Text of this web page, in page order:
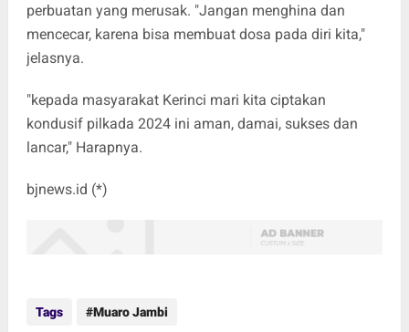
perbuatan yang merusak. "Jangan menghina dan
mencecar, karena bisa membuat dosa pada diri kita,"
jelasnya.
"kepada masyarakat Kerinci mari kita ciptakan
kondusif pilkada 2024 ini aman, damai, sukses dan
lancar," Harapnya.
bjnews.id (*)
Tags Muaro Jambi